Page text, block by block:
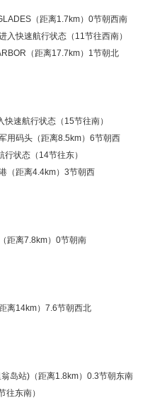
（距离1.7km）0节朝西南
快速航行状态（11节往西南）
（距离17.7km）1节朝北
速航行状态（15节往南）
用码头（距离8.5km）6节朝西
状态（14节往东）
（距离4.4km）3节朝西
距离7.8km）0节朝南
离14km）7.6节朝西北
岛站)（距离1.8km）0.3节朝东南
东南）